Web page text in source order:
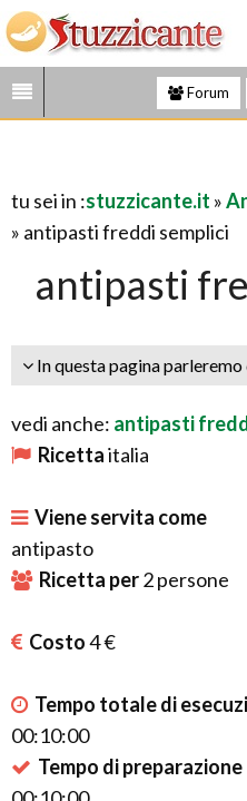
Forum
tu sei in :stuzzicante.it »
» antipasti freddi semplici
antipasti
In questa pagina parleremo
vedi anche: antipasti
Ricettaitalia
Viene servita come
antipasto
Ricetta per2persone
Costo4 €
Tempo totale di
00:10:00
Tempo di preparazione